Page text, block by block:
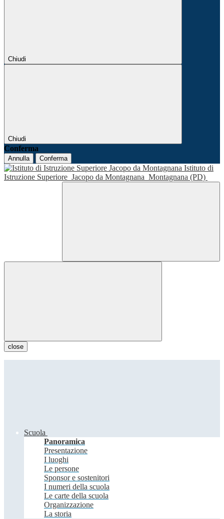
Chiudi
Chiudi
Conferma
Annulla Conferma
Istituto di
Istruzione Superiore Jacopo da Montagnana Montagnana (PD)
close
Scuola
Panoramica
Presentazione
I luoghi
Le persone
Sponsor e sostenitori
I numeri della scuola
Le carte della scuola
Organizzazione
La storia